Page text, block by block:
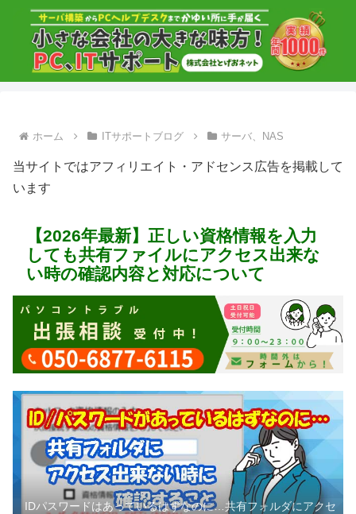
ホーム ITサポートブログ サーバ、NAS
当サイトではアフィリエイト・アドセンス広告を掲載して
います
【2026年最新】正しい資格情報を入力
しても共有ファイルにアクセス出来な
い時の確認内容と対応について
IDパスワードはあっているはずなのに…共有フォルダにアクセ